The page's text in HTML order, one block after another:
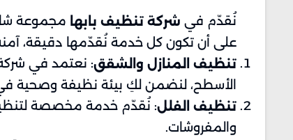
نُقدّم في شركة تنظيف بابها مجموعة
على أن تكون كل خدمة نُقدّمها دقيقة،
تنظيف المنازل والشقق: نعتمد في شركة
الأسطح، لنضمن لكِ بيئة نظيفة وصحية
تنظيف الفلل: نُقدّم خدمة مخصصة لتنظيف
والمفروشات.